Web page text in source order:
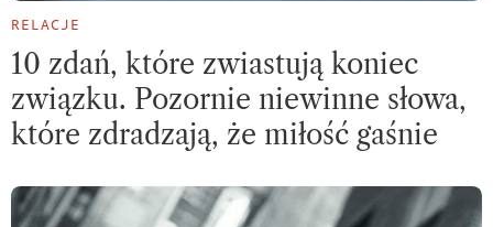
RELACJE
10 zdań, które zwiastują koniec
związku. Pozornie niewinne słowa,
które zdradzają, że miłość gaśnie